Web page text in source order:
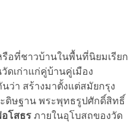
อที่ชาวบ้านในพื้นที่นิยมเรียก
ดเก่าแก่คู่บ้านคู่เมือง
ว่า สร้างมาตั้งแต่สมัยกรุง
ดิษฐาน พระพุทธรูปศักดิ์สิทธิ์
โสธร ภายในอุโบสถของวัด